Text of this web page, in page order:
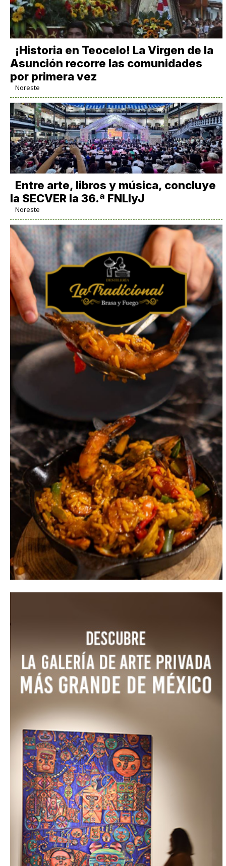
​¡Historia en Teocelo! La Virgen de la
Asunción recorre las comunidades
por primera vez
Noreste
Entre arte, libros y música, concluye
la SECVER la 36.ª FNLIyJ
Noreste